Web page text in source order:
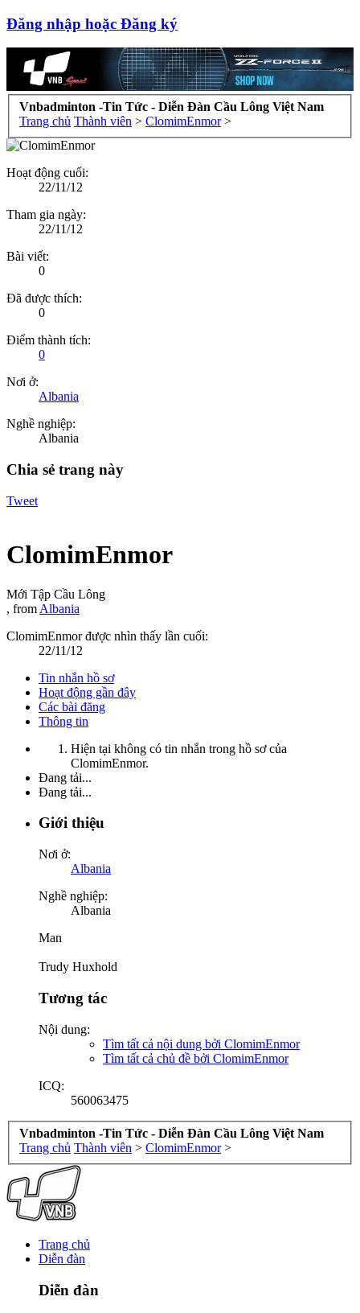
Đăng nhập hoặc Đăng ký
Vnbadminton -Tin Tức - Diễn Đàn Cầu Lông Việt Nam
Trang chủ Thành viên > ClomimEnmor >
Hoạt động cuối:
22/11/12
Tham gia ngày:
22/11/12
Bài viết:
0
Đã được thích:
0
Điểm thành tích:
0
Nơi ở:
Albania
Nghề nghiệp:
Albania
Chia sẻ trang này
Tweet
ClomimEnmor
Mới Tập Cầu Lông
, from Albania
ClomimEnmor được nhìn thấy lần cuối:
22/11/12
Tin nhắn hồ sơ
Hoạt động gần đây
Các bài đăng
Thông tin
Hiện tại không có tin nhắn trong hồ sơ của
ClomimEnmor.
Đang tải...
Đang tải...
Giới thiệu
Nơi ở:
Albania
Nghề nghiệp:
Albania
Man
Trudy Huxhold
Tương tác
Nội dung:
Tìm tất cả nội dung bởi ClomimEnmor
Tìm tất cả chủ đề bởi ClomimEnmor
ICQ:
560063475
Vnbadminton -Tin Tức - Diễn Đàn Cầu Lông Việt Nam
Trang chủ Thành viên > ClomimEnmor >
Trang chủ
Diễn đàn
Diễn đàn